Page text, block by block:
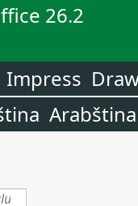
26.2
Impress
Arabština